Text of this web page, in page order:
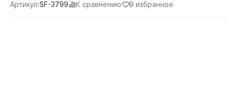
Артикул:SF-3799 К сравнению В избранное